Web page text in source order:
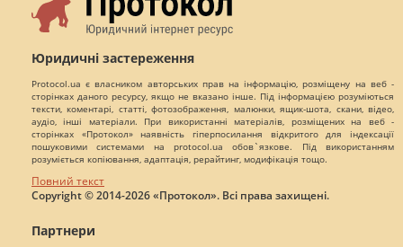
Юридичні застереження
Protocol.ua є власником авторських прав на інформацію, розміщену на веб -
сторінках даного ресурсу, якщо не вказано інше. Під інформацією розуміються
тексти, коментарі, статті, фотозображення, малюнки, ящик-шота, скани, відео,
аудіо, інші матеріали. При використанні матеріалів, розміщених на веб -
сторінках «Протокол» наявність гіперпосилання відкритого для індексації
пошуковими системами на protocol.ua обов`язкове. Під використанням
розуміється копіювання, адаптація, рерайтинг, модифікація тощо.
Повний текст
Copyright © 2014-2026 «Протокол». Всі права захищені.
Партнери